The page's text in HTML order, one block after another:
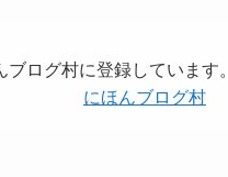
ブログ村に登録しています。
にほんブログ村